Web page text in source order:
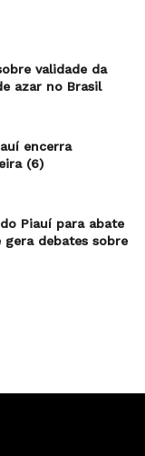
validade da
azar no Brasil
encerra
(6)
Piauí para abate
debates sobre